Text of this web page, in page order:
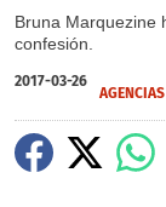
Bruna Marquezine
confesión.
2017-03-26
AGENCIAS